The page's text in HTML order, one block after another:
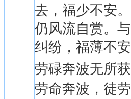
去，福少不安
仍风流自赏。
纠纷，福薄不
劳碌奔波无所获
劳命奔波，徒